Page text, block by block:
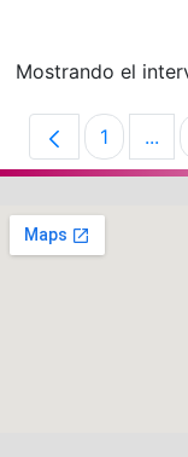
Mostrando el
Página
1 ...